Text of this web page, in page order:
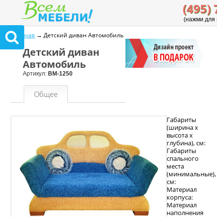
(495)
(нажми для
Главная → Детский диван Автомобиль
Детский диван
Автомобиль
Артикул: ВМ-1250
Общее
Габариты
(ширина х
высота х
глубина), см:
Габариты
спального
места
(минимальные),
см:
Материал
корпуса:
Материал
наполнения